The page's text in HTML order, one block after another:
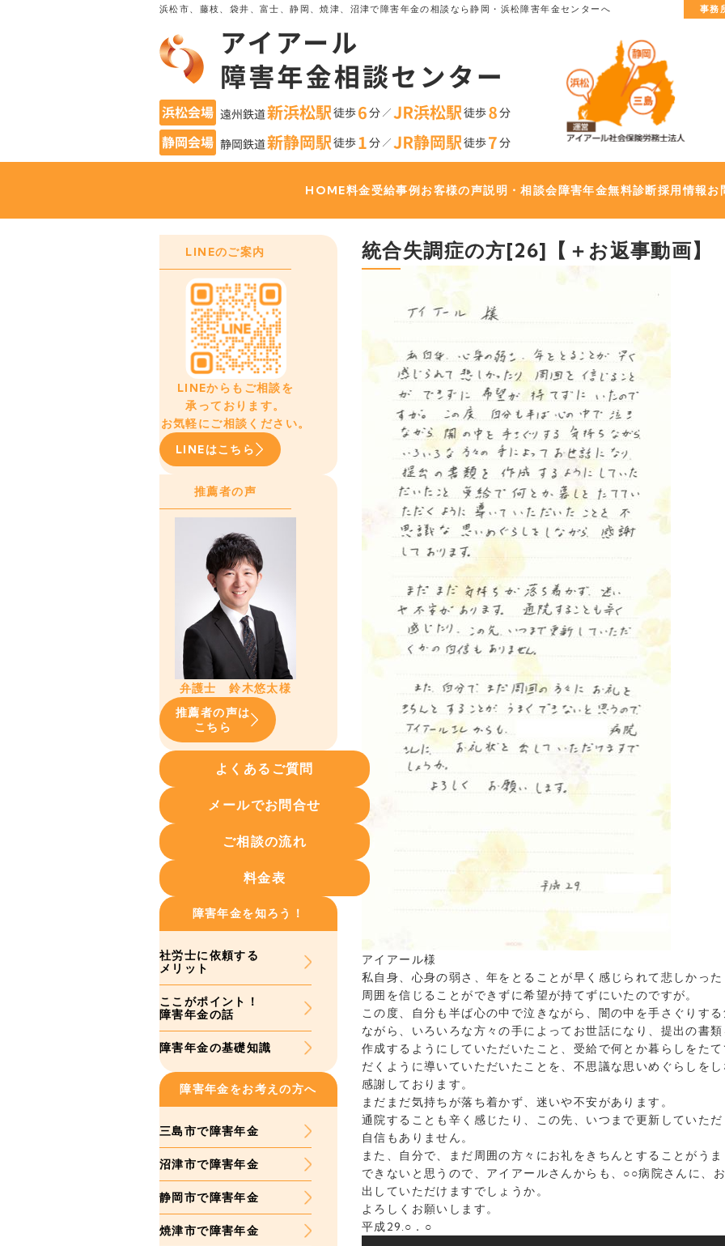
浜松市、藤枝、袋井、富士、静岡、焼津、沼津で障害年金の相談なら静岡・浜松障害年金センターへ 事務
HOME料金受給事例お客様の声説明・相談会障害年金無料診断採用情報お
統合失調症の方[26]【＋お返事動画】
アイアール様
私自身、心身の弱さ、年をとることが早く感じられて悲しかっ
周囲を信じることができずに希望が持てずにいたのですが。
この度、自分も半ば心の中で泣きながら、闇の中を手さぐりす
ながら、いろいろな方々の手によってお世話になり、提出の書
作成するようにしていただいたこと、受給で何とか暮らしをた
だくように導いていただいたことを、不思議な思いめぐらしを
感謝しております。
まだまだ気持ちが落ち着かず、迷いや不安があります。
通院することも辛く感じたり、この先、いつまで更新していた
自信もありません。
また、自分で、まだ周囲の方々にお礼をきちんとすることがう
できないと思うので、アイアールさんからも、○○病院さんに、
出していただけますでしょうか。
よろしくお願いします。
平成29.○．○
LINEのご案内
LINEからもご相談を
承っております。
お気軽にご相談ください。
LINEはこちら
推薦者の声
弁護士 鈴木悠太様
推薦者の声は
こちら
よくあるご質問
メールでお問合せ
ご相談の流れ
料金表
障害年金を知ろう！
社労士に依頼する
メリット
ここがポイント！
障害年金の話
障害年金の基礎知識
障害年金をお考えの方へ
三島市で障害年金
沼津市で障害年金
静岡市で障害年金
焼津市で障害年金